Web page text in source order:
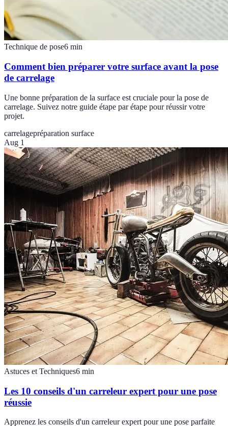
Technique de pose6 min
Comment bien préparer votre surface avant la pose
de carrelage
Une bonne préparation de la surface est cruciale pour la pose de
carrelage. Suivez notre guide étape par étape pour réussir votre
projet.
carrelagepréparation surface
Aug 1
Astuces et Techniques6 min
Les 10 conseils d'un carreleur expert pour une pose
réussie
Apprenez les conseils d'un carreleur expert pour une pose parfaite